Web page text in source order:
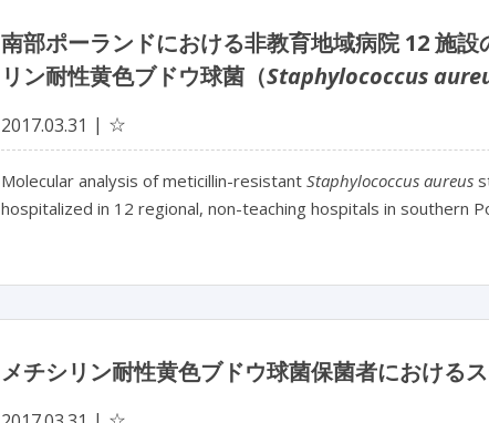
南部ポーランドにおける非教育地域病院 12 施
リン耐性黄色ブドウ球菌（Staphylococcus
2017.03.31 ☆
Molecular analysis of meticillin-resistant Staphylococcus aureus
hospitalized in 12 regional, non-teaching hospitals in southern
メチシリン耐性黄色ブドウ球菌保菌者における